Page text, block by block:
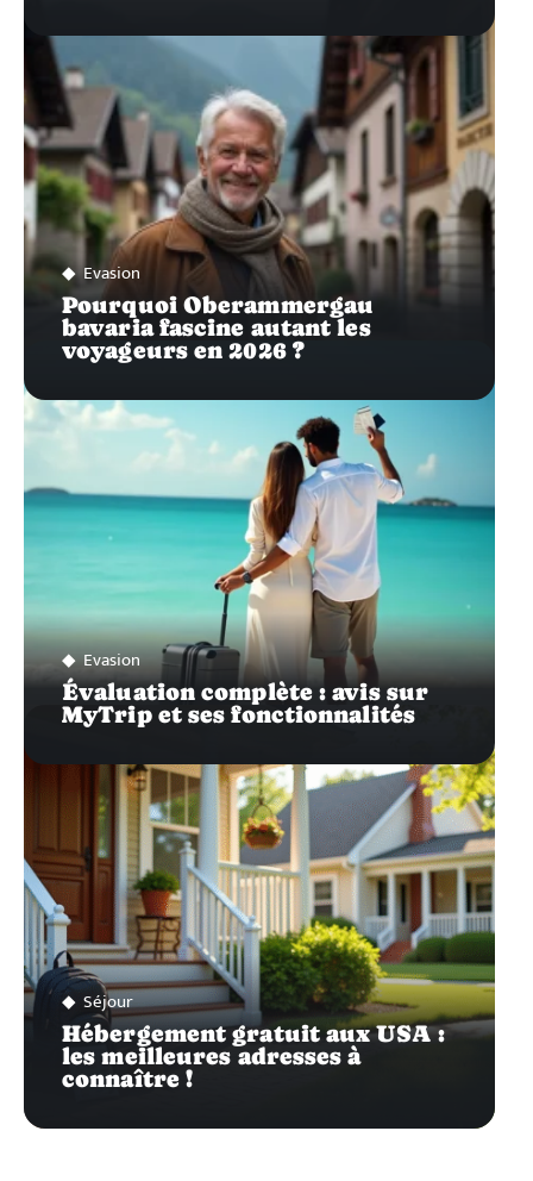
Evasion
Pourquoi Oberammergau
bavaria fascine autant les
voyageurs en 2026 ?
Evasion
Évaluation complète : avis sur
MyTrip et ses fonctionnalités
Séjour
Hébergement gratuit aux USA :
les meilleures adresses à
connaître !